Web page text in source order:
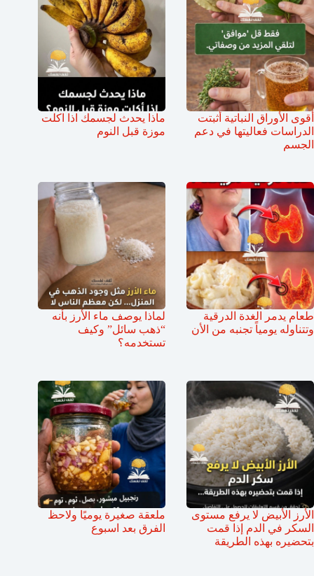
أقوى الأوراق النباتية أثبتت
الدراسات فعاليتها في دعم
الجسم
ماذا يحدث لجسمك اذا اكلت
موزة قبل النوم
طعام يدمر الغدة الدرقية
وتتناوله يومياً تجنبه من الأن
لماذا يوصف ماء الأرز بأنه
“ذهب سائل” وكيف
تستخدمه؟
الأرز الأبيض لا يرفع مستوى
السكر في الدم إذا قمت
بتحضيره بهذه الطريقة
ملعقة صغيرة يوميًا ولاحظ
الفرق بعد اسبوع